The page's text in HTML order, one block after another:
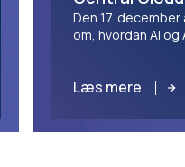
Den 17.
om, hvordan AI
Læs mere